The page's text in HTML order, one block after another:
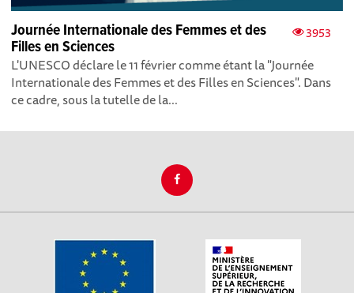
3953
Journée Internationale des Femmes et des
Filles en Sciences
L'UNESCO déclare le 11 février comme étant la "Journée
Internationale des Femmes et des Filles en Sciences". Dans
ce cadre, sous la tutelle de la...